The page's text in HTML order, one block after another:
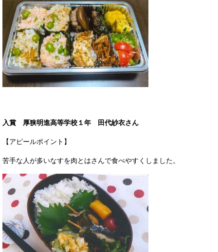
入賞 厚狭明進高等学校１年 田代紗衣さん
【アピールポイント】
苦手な人が多いなすを肉とはさんで食べやすくしました。